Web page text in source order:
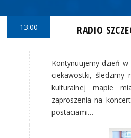
13:00 RADIO
Kontynuujemy dzień
ciekawostki, śledzimy
kulturalnej mapie
zaproszenia na
postaciami…